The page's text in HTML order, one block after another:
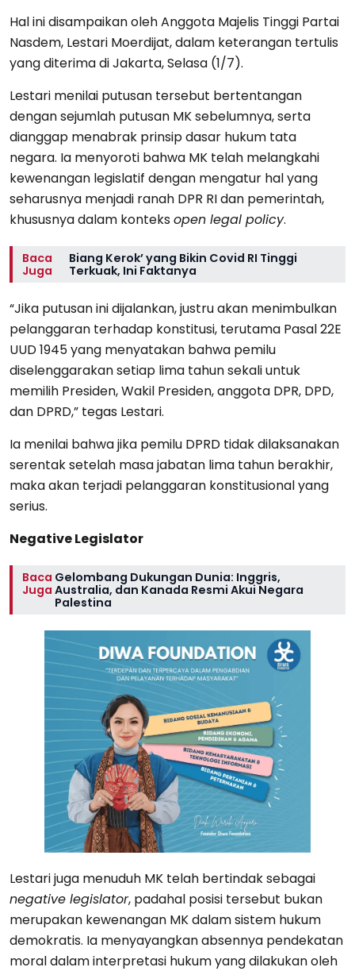
Hal ini disampaikan oleh Anggota Majelis Tinggi Partai
Nasdem, Lestari Moerdijat, dalam keterangan tertulis
yang diterima di Jakarta, Selasa (1/7).
Lestari menilai putusan tersebut bertentangan
dengan sejumlah putusan MK sebelumnya, serta
dianggap menabrak prinsip dasar hukum tata
negara. Ia menyoroti bahwa MK telah melangkahi
kewenangan legislatif dengan mengatur hal yang
seharusnya menjadi ranah DPR RI dan pemerintah,
khususnya dalam konteksopen legal policy.
Baca
Juga
Biang Kerok’ yang Bikin Covid RI Tinggi
Terkuak, Ini Faktanya
“Jika putusan ini dijalankan, justru akan menimbulkan
pelanggaran terhadap konstitusi, terutama Pasal 22E
UUD 1945 yang menyatakan bahwa pemilu
diselenggarakan setiap lima tahun sekali untuk
memilih Presiden, Wakil Presiden, anggota DPR, DPD,
dan DPRD,” tegas Lestari.
Ia menilai bahwa jika pemilu DPRD tidak dilaksanakan
serentak setelah masa jabatan lima tahun berakhir,
maka akan terjadi pelanggaran konstitusional yang
serius.
Negative Legislator
Baca
Juga
Gelombang Dukungan Dunia: Inggris,
Australia, dan Kanada Resmi Akui Negara
Palestina
Lestari juga menuduh MK telah bertindak sebagai
negative legislator, padahal posisi tersebut bukan
merupakan kewenangan MK dalam sistem hukum
demokratis. Ia menyayangkan absennya pendekatan
moral dalam interpretasi hukum yang dilakukan oleh